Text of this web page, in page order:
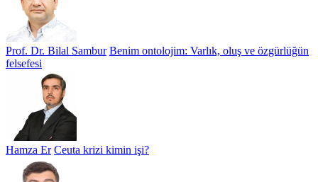
Prof. Dr. Bilal Sambur Benim ontolojim: Varlık, oluş ve özgürlüğün
felsefesi
Hamza Er Ceuta krizi kimin işi?